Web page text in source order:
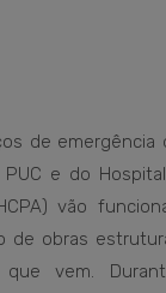
de emergência
PUC e do
vão
de obras
vem.